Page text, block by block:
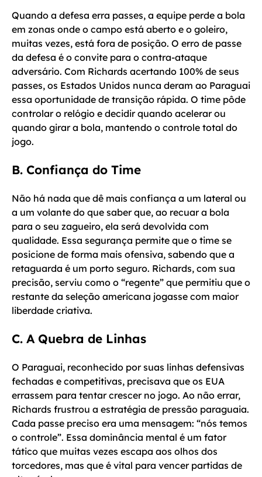
Quando a defesa erra passes, a equipe perde a bola
em zonas onde o campo está aberto e o goleiro,
muitas vezes, está fora de posição. O erro de passe
da defesa é o convite para o contra-ataque
adversário. Com Richards acertando 100% de seus
passes, os Estados Unidos nunca deram ao Paraguai
essa oportunidade de transição rápida. O time pôde
controlar o relógio e decidir quando acelerar ou
quando girar a bola, mantendo o controle total do
jogo.
B. Confiança do Time
Não há nada que dê mais confiança a um lateral ou
a um volante do que saber que, ao recuar a bola
para o seu zagueiro, ela será devolvida com
qualidade. Essa segurança permite que o time se
posicione de forma mais ofensiva, sabendo que a
retaguarda é um porto seguro. Richards, com sua
precisão, serviu como o “regente” que permitiu que o
restante da seleção americana jogasse com maior
liberdade criativa.
C. A Quebra de Linhas
O Paraguai, reconhecido por suas linhas defensivas
fechadas e competitivas, precisava que os EUA
errassem para tentar crescer no jogo. Ao não errar,
Richards frustrou a estratégia de pressão paraguaia.
Cada passe preciso era uma mensagem: “nós temos
o controle”. Essa dominância mental é um fator
tático que muitas vezes escapa aos olhos dos
torcedores, mas que é vital para vencer partidas de